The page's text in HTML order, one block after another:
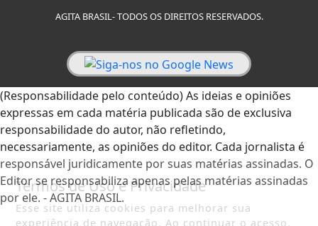
AGITA BRASIL- TODOS OS DIREITOS RESERVADOS.
Termos de Uso e Privacidade
Esse site utiliza cookies para melhorar sua
experiência de navegação. Ao continuar o acesso,
(Responsabilidade pelo conteúdo) As ideias e opiniões
expressas em cada matéria publicada são de exclusiva
responsabilidade do autor, não refletindo,
necessariamente, as opiniões do editor. Cada jornalista é
responsável juridicamente por suas matérias assinadas. O
Editor se responsabiliza apenas pelas matérias assinadas
por ele. - AGITA BRASIL.